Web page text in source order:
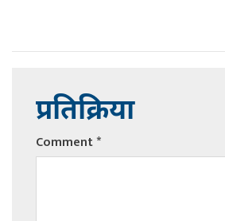
प्रतिक्रिया
Comment*